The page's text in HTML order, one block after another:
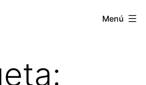
Menú